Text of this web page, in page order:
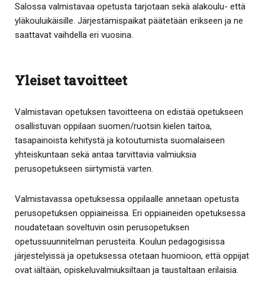
Salossa valmistavaa opetusta tarjotaan sekä alakoulu- että
yläkouluikäisille. Järjestämispaikat päätetään erikseen ja ne
saattavat vaihdella eri vuosina.
Yleiset tavoitteet
Valmistavan opetuksen tavoitteena on edistää opetukseen
osallistuvan oppilaan suomen/ruotsin kielen taitoa,
tasapainoista kehitystä ja kotoutumista suomalaiseen
yhteiskuntaan sekä antaa tarvittavia valmiuksia
perusopetukseen siirtymistä varten.
Valmistavassa opetuksessa oppilaalle annetaan opetusta
perusopetuksen oppiaineissa. Eri oppiaineiden opetuksessa
noudatetaan soveltuvin osin perusopetuksen
opetussuunnitelman perusteita. Koulun pedagogisissa
järjestelyissä ja opetuksessa otetaan huomioon, että oppijat
ovat iältään, opiskeluvalmiuksiltaan ja taustaltaan erilaisia.